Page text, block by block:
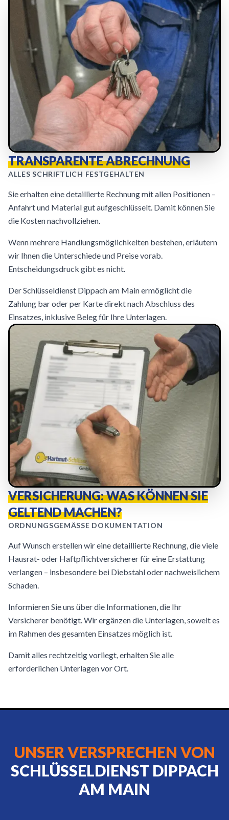
TRANSPARENTE ABRECHNUNG
ALLES SCHRIFTLICH FESTGEHALTEN
Sie erhalten eine detaillierte Rechnung mit allen Positionen –
Anfahrt und Material gut aufgeschlüsselt. Damit können Sie
die Kosten nachvollziehen.
Wenn mehrere Handlungsmöglichkeiten bestehen, erläutern
wir Ihnen die Unterschiede und Preise vorab.
Entscheidungsdruck gibt es nicht.
Der Schlüsseldienst Dippach am Main ermöglicht die
Zahlung bar oder per Karte direkt nach Abschluss des
Einsatzes, inklusive Beleg für Ihre Unterlagen.
VERSICHERUNG: WAS KÖNNEN SIE
GELTEND MACHEN?
ORDNUNGSGEMÄSSE DOKUMENTATION
Auf Wunsch erstellen wir eine detaillierte Rechnung, die viele
Hausrat- oder Haftpflichtversicherer für eine Erstattung
verlangen – insbesondere bei Diebstahl oder nachweislichem
Schaden.
Informieren Sie uns über die Informationen, die Ihr
Versicherer benötigt. Wir ergänzen die Unterlagen, soweit es
im Rahmen des gesamten Einsatzes möglich ist.
Damit alles rechtzeitig vorliegt, erhalten Sie alle
erforderlichen Unterlagen vor Ort.
UNSER VERSPRECHEN VON
SCHLÜSSELDIENST DIPPACH
AM MAIN